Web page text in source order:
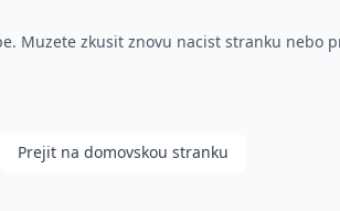
Muzete zkusit znovu nacist stranku nebo
Prejit na domovskou stranku